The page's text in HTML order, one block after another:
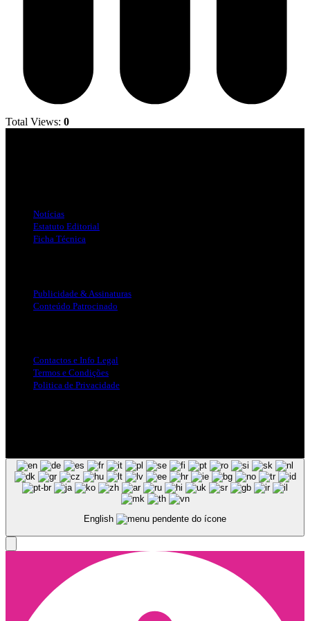
Total Views: 0
Notícias
Estatuto Editorial
Ficha Técnica
Publicidade & Assinaturas
Conteúdo Patrocinado
Contactos e Info Legal
Termos e Condições
Politica de Privacidade
English